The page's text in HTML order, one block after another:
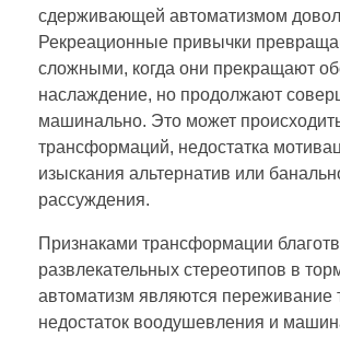
сдерживающей автоматизмом
Рекреационные привычки
сложными, когда они прекращают
наслаждение, но продолжают
машинально. Это может
трансформаций, недостатка
изыскания альтернатив или
рассуждения.
Признаками трансформации
развлекательных стереотипов в
автоматизм являются переживание
недостаток воодушевления и